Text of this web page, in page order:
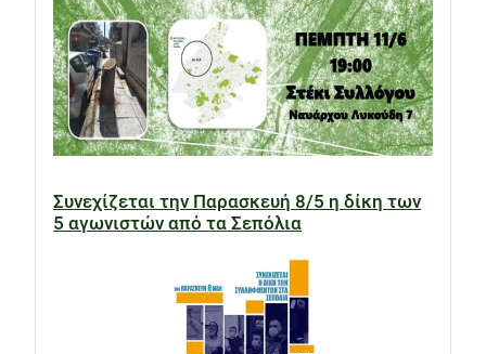
Συνεχίζεται την Παρασκευή 8/5 η δίκη των
5 αγωνιστών από τα Σεπόλια